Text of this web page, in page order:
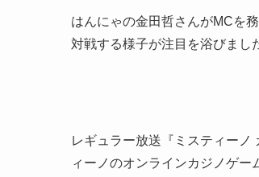
はんにゃの金田哲さんがMCを
対戦する様子が注目を浴びまし
レギュラー放送『ミスティー
ィーノのオンラインカジノゲ